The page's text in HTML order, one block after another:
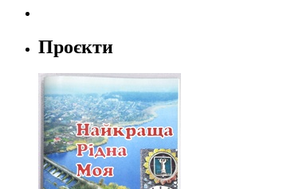
Проєкти